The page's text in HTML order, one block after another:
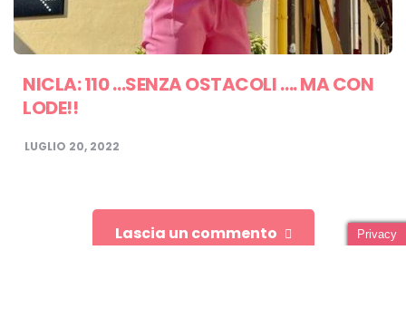
NICLA: 110 …SENZA OSTACOLI …. MA CON
LODE!!
LUGLIO 20, 2022
Lascia un commento Privacy